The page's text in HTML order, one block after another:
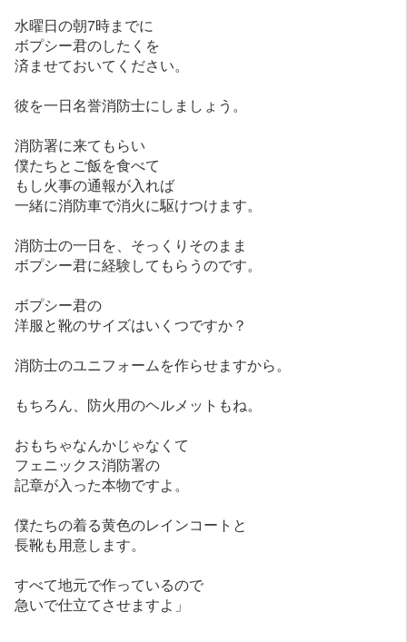
水曜日の朝7時までに
ボプシー君のしたくを
済ませておいてください。
彼を一日名誉消防士にしましょう。
消防署に来てもらい
僕たちとご飯を食べて
もし火事の通報が入れば
一緒に消防車で消火に駆けつけます。
消防士の一日を、そっくりそのまま
ボプシー君に経験してもらうのです。
ボプシー君の
洋服と靴のサイズはいくつですか？
消防士のユニフォームを作らせますから。
もちろん、防火用のヘルメットもね。
おもちゃなんかじゃなくて
フェニックス消防署の
記章が入った本物ですよ。
僕たちの着る黄色のレインコートと
長靴も用意します。
すべて地元で作っているので
急いで仕立てさせますよ」